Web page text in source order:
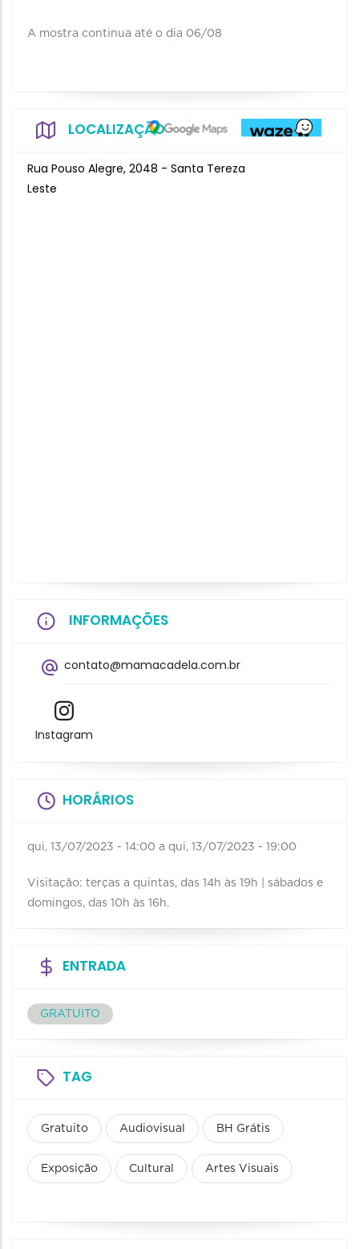
A mostra continua até o dia 06/08
LOCALIZAÇÃO
Rua Pouso Alegre, 2048 - Santa Tereza
Leste
INFORMAÇÕES
contato@mamacadela.com.br
Instagram
HORÁRIOS
qui, 13/07/2023 - 14:00 a qui, 13/07/2023 - 19:00
Visitação: terças a quintas, das 14h às 19h | sábados e
domingos, das 10h às 16h.
ENTRADA
GRATUITO
TAG
Gratuito Audiovisual BH Grátis
Exposição Cultural Artes Visuais